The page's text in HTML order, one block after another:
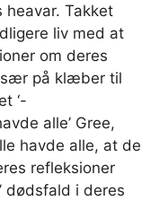
heavar. Takket
liv med at
om deres
på klæber til
‘-
alle’ Gree,
havde alle, at de
refleksioner
dødsfald i deres